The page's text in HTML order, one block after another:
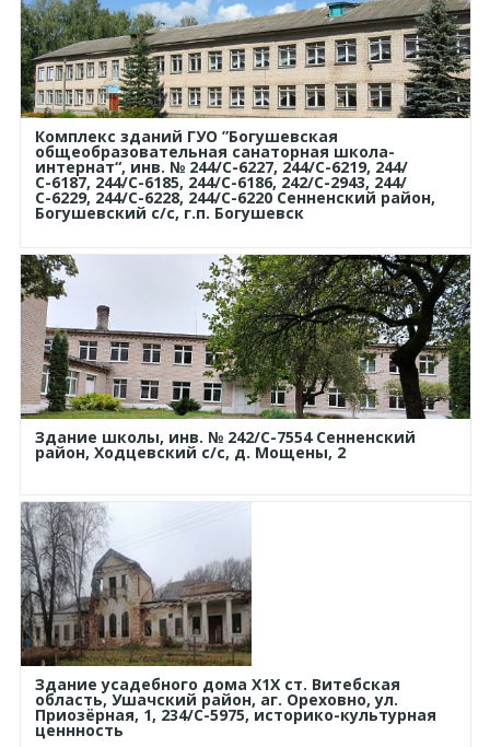
Комплекс зданий ГУО ”Богушевская
общеобразовательная санаторная школа-
интернат“, инв. № 244/С-6227, 244/С-6219, 244/
С-6187, 244/С-6185, 244/С-6186, 242/С-2943, 244/
С-6229, 244/С-6228, 244/С-6220 Сенненский район,
Богушевский с/с, г.п. Богушевск
Здание школы, инв. № 242/C-7554 Сенненский
район, Ходцевский с/с, д. Мощены, 2
Здание усадебного дома Х1Х ст. Витебская
область, Ушачский район, аг. Ореховно, ул.
Приозёрная, 1, 234/С-5975, историко-культурная
ценнность